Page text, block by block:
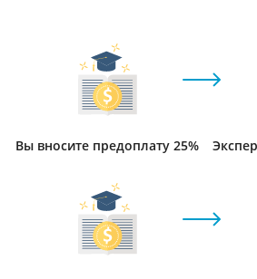
Вы вносите предоплату 25%